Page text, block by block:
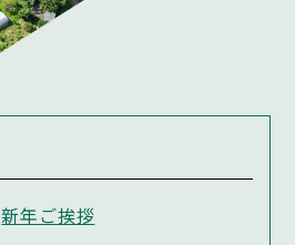
新年ご挨拶